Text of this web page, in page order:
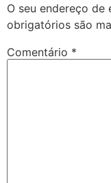
O seu endereço de
obrigatórios são
Comentário *